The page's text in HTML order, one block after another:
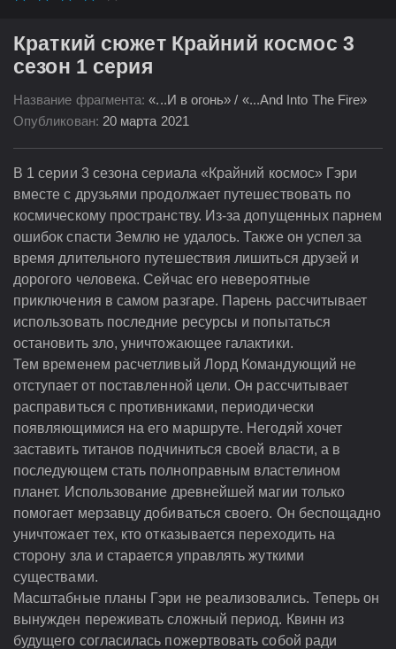
Краткий сюжет Крайний космос 3
сезон 1 серия
Название фрагмента:«...И в огонь» / «...And Into The Fire»
Опубликован: 20 марта 2021
В 1 серии 3 сезона сериала «Крайний космос» Гэри
вместе с друзьями продолжает путешествовать по
космическому пространству. Из-за допущенных парнем
ошибок спасти Землю не удалось. Также он успел за
время длительного путешествия лишиться друзей и
дорогого человека. Сейчас его невероятные
приключения в самом разгаре. Парень рассчитывает
использовать последние ресурсы и попытаться
остановить зло, уничтожающее галактики.
Тем временем расчетливый Лорд Командующий не
отступает от поставленной цели. Он рассчитывает
расправиться с противниками, периодически
появляющимися на его маршруте. Негодяй хочет
заставить титанов подчиниться своей власти, а в
последующем стать полноправным властелином
планет. Использование древнейшей магии только
помогает мерзавцу добиваться своего. Он беспощадно
уничтожает тех, кто отказывается переходить на
сторону зла и старается управлять жуткими
существами.
Масштабные планы Гэри не реализовались. Теперь он
вынужден переживать сложный период. Квинн из
будущего согласилась пожертвовать собой ради